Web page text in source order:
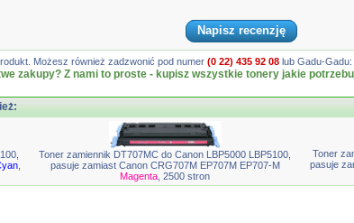
Napisz recenzję
Możesz również zadzwonić pod numer (0 22) 435 92 08lub Gadu-Gadu:
zakupy? Z nami to proste - kupisz wszystkie tonery jakie
Toner zamiennik DT707MC do Canon LBP5000 LBP5100,
pasuje zamiast Canon CRG707M EP707M EP707-M
Magenta , 2500 stron
Toner
pasuje